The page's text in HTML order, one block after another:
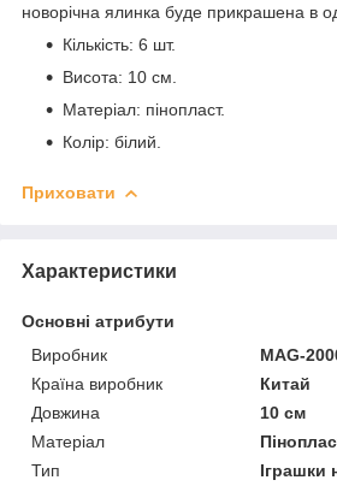
новорічна ялинка буде прикрашена в
Кількість: 6 шт.
Висота: 10 см.
Матеріал: пінопласт.
Колір: білий.
Приховати
Характеристики
Основні атрибути
Виробник
MAG-
Країна виробник
Китай
Довжина
10 см
Матеріал
Тип
Іграшки